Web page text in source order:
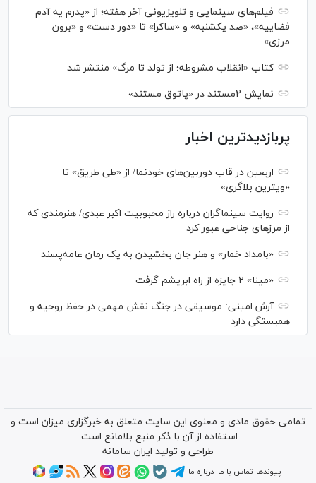
فیلم‌های سینمایی و تلویزیونی آخر هفته؛ از «پدرم یه آدم
فضاییه»، «صد یکشنبه» و «ساکرا» تا «دور دست» و «برون
مرزی»
کتاب «انقلاب مشروطه؛ از تولد تا مرگ» منتشر شد
نمایش ۲مستند در «پاتوق مستند»
پربازدیدترین اخبار
اربعین در قاب دوربین‌های خودنما/ از «طی طریق» تا
«ویترین بلاگری»
روایت سینماگران درباره راز محبوبیت اکبر عبدی/ هنرمندی که
از مرزهای جناحی عبور کرد
«بامداد خمار» و هنر جان بخشیدن به یک رمان عامه‌پسند
«مینا» ۲ جایزه از راه ابریشم گرفت
آرش امینی: موسیقی در جنگ نقش مهمی در حفظ روحیه و
همبستگی دارد
تمامی حقوق مادی و معنوی این سایت متعلق به خبرگزاری میزان است و
استفاده از آن با ذکر منبع بلامانع است.
طراحی و تولید ایران سامانه
پیوندها تماس با ما درباره ما